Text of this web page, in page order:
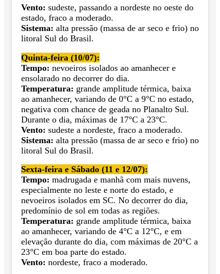
Vento: sudeste, passando a nordeste no oeste do
estado, fraco a moderado.
Sistema: alta pressão (massa de ar seco e frio) no
litoral Sul do Brasil.
Quinta-feira (10/07):
Tempo: nevoeiros isolados ao amanhecer e
ensolarado no decorrer do dia.
Temperatura: grande amplitude térmica, baixa
ao amanhecer, variando de 0°C a 9°C no estado,
negativa com chance de geada no Planalto Sul.
Durante o dia, máximas de 17°C a 23°C.
Vento: sudeste a nordeste, fraco a moderado.
Sistema: alta pressão (massa de ar seco e frio) no
litoral Sul do Brasil.
Sexta-feira e Sábado (11 e 12/07):
Tempo: madrugada e manhã com mais nuvens,
especialmente no leste e norte do estado, e
nevoeiros isolados em SC. No decorrer do dia,
predomínio de sol em todas as regiões.
Temperatura: grande amplitude térmica, baixa
ao amanhecer, variando de 4°C a 12°C, e em
elevação durante do dia, com máximas de 20°C a
23°C em boa parte do estado.
Vento: nordeste, fraco a moderado.